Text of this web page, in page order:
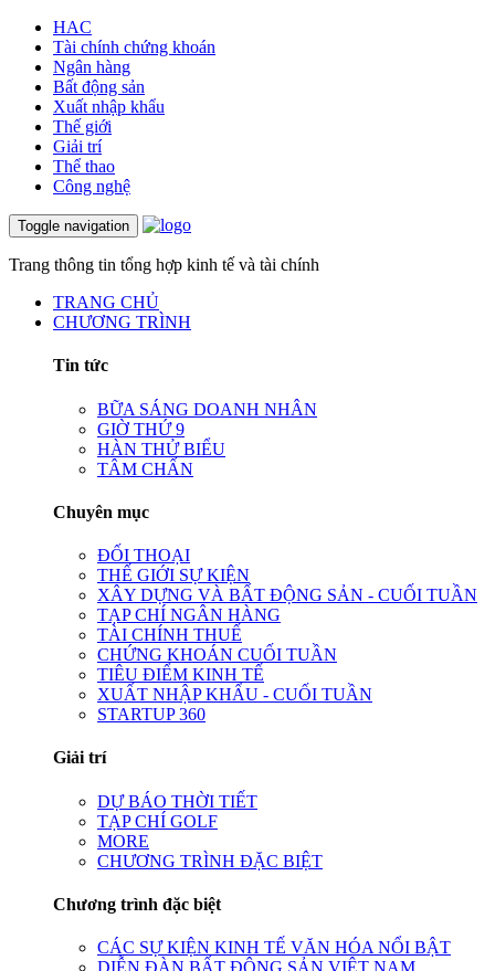
HAC
Tài chính chứng khoán
Ngân hàng
Bất động sản
Xuất nhập khẩu
Thế giới
Giải trí
Thể thao
Công nghệ
Toggle navigation
Trang thông tin tổng hợp kinh tế và tài chính
TRANG CHỦ
CHƯƠNG TRÌNH
Tin tức
BỮA SÁNG DOANH NHÂN
GIỜ THỨ 9
HÀN THỬ BIỂU
TÂM CHẤN
Chuyên mục
ĐỐI THOẠI
THẾ GIỚI SỰ KIỆN
XÂY DỰNG VÀ BẤT ĐỘNG SẢN - CUỐI TUẦN
TẠP CHÍ NGÂN HÀNG
TÀI CHÍNH THUẾ
CHỨNG KHOÁN CUỐI TUẦN
TIÊU ĐIỂM KINH TẾ
XUẤT NHẬP KHẨU - CUỐI TUẦN
STARTUP 360
Giải trí
DỰ BÁO THỜI TIẾT
TẠP CHÍ GOLF
MORE
CHƯƠNG TRÌNH ĐẶC BIỆT
Chương trình đặc biệt
CÁC SỰ KIỆN KINH TẾ VĂN HÓA NỔI BẬT